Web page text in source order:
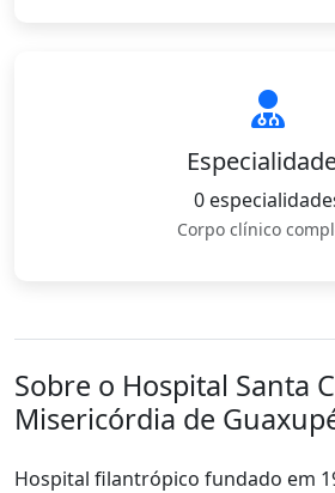
0
Corpo clínico
Sobre o Hospital Santa
Misericórdia de
Hospital filantrópico fundado em